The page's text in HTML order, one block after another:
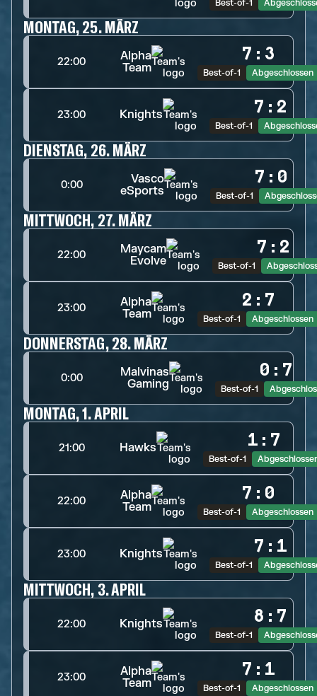
Best-of-1
MONTAG, 25. MÄRZ
22:00
Alpha
Team
7 : 3
Best-of-1 Abgeschlossen
23:00 Knights 7 : 2
Best-of-1
DIENSTAG, 26. MÄRZ
0:00
Vasco
eSports
7 : 0
Best-of-1
MITTWOCH, 27. MÄRZ
22:00
Maycam
Evolve
7 : 2
Best-of-1
23:00
Alpha
Team
2 : 7
Best-of-1 Abgeschlossen
DONNERSTAG, 28. MÄRZ
0:00
Malvinas
Gaming
0 : 7
Best-of-1
MONTAG, 1. APRIL
21:00 Hawks 1 : 7
Best-of-1
22:00
Alpha
Team
7 : 0
Best-of-1 Abgeschlossen
23:00 Knights 7 : 1
Best-of-1
MITTWOCH, 3. APRIL
22:00 Knights 8 : 7
Best-of-1
23:00
Alpha
Team
7 : 1
Best-of-1 Abgeschlossen